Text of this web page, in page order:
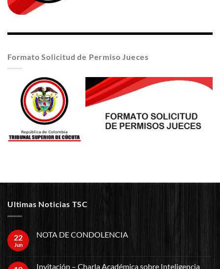
Formato Solicitud de Permiso Jueces
Ultimas Noticias TSC
22
Jun
NOTA DE CONDOLENCIA
Invitación – Charla Académica sobre Inteligencia